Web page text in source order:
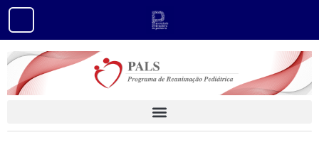
conteúdo